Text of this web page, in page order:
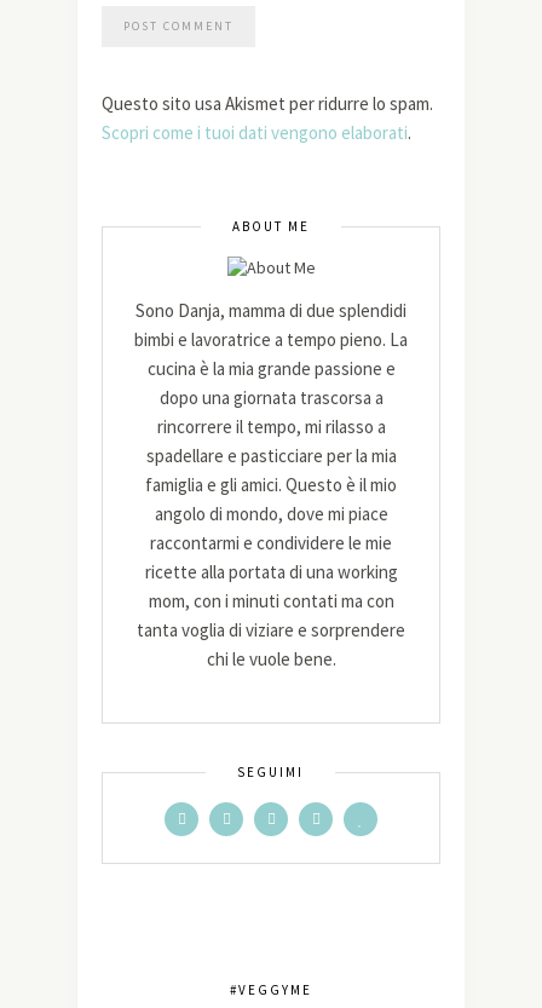
Questo sito usa Akismet per ridurre lo spam.
Scopri come i tuoi dati vengono elaborati.
ABOUT ME
Sono Danja, mamma di due splendidi
bimbi e lavoratrice a tempo pieno. La
cucina è la mia grande passione e
dopo una giornata trascorsa a
rincorrere il tempo, mi rilasso a
spadellare e pasticciare per la mia
famiglia e gli amici. Questo è il mio
angolo di mondo, dove mi piace
raccontarmi e condividere le mie
ricette alla portata di una working
mom, con i minuti contati ma con
tanta voglia di viziare e sorprendere
chi le vuole bene.
SEGUIMI
#VEGGYME